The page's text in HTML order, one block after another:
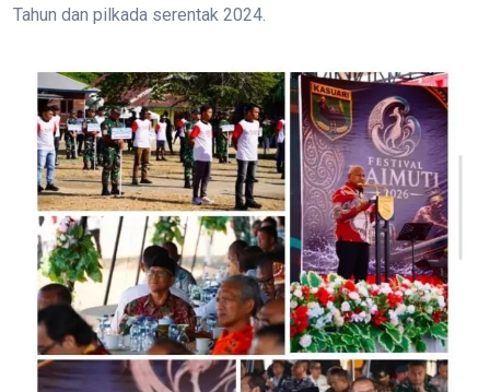
Tahun dan pilkada serentak 2024.